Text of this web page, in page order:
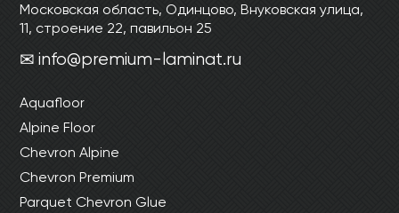
Московская область, Одинцово, Внуковская улица,
11, строение 22, павильон 25
info@premium-laminat.ru
Aquafloor
Alpine Floor
Chevron Alpine
Chevron Premium
Parquet Chevron Glue